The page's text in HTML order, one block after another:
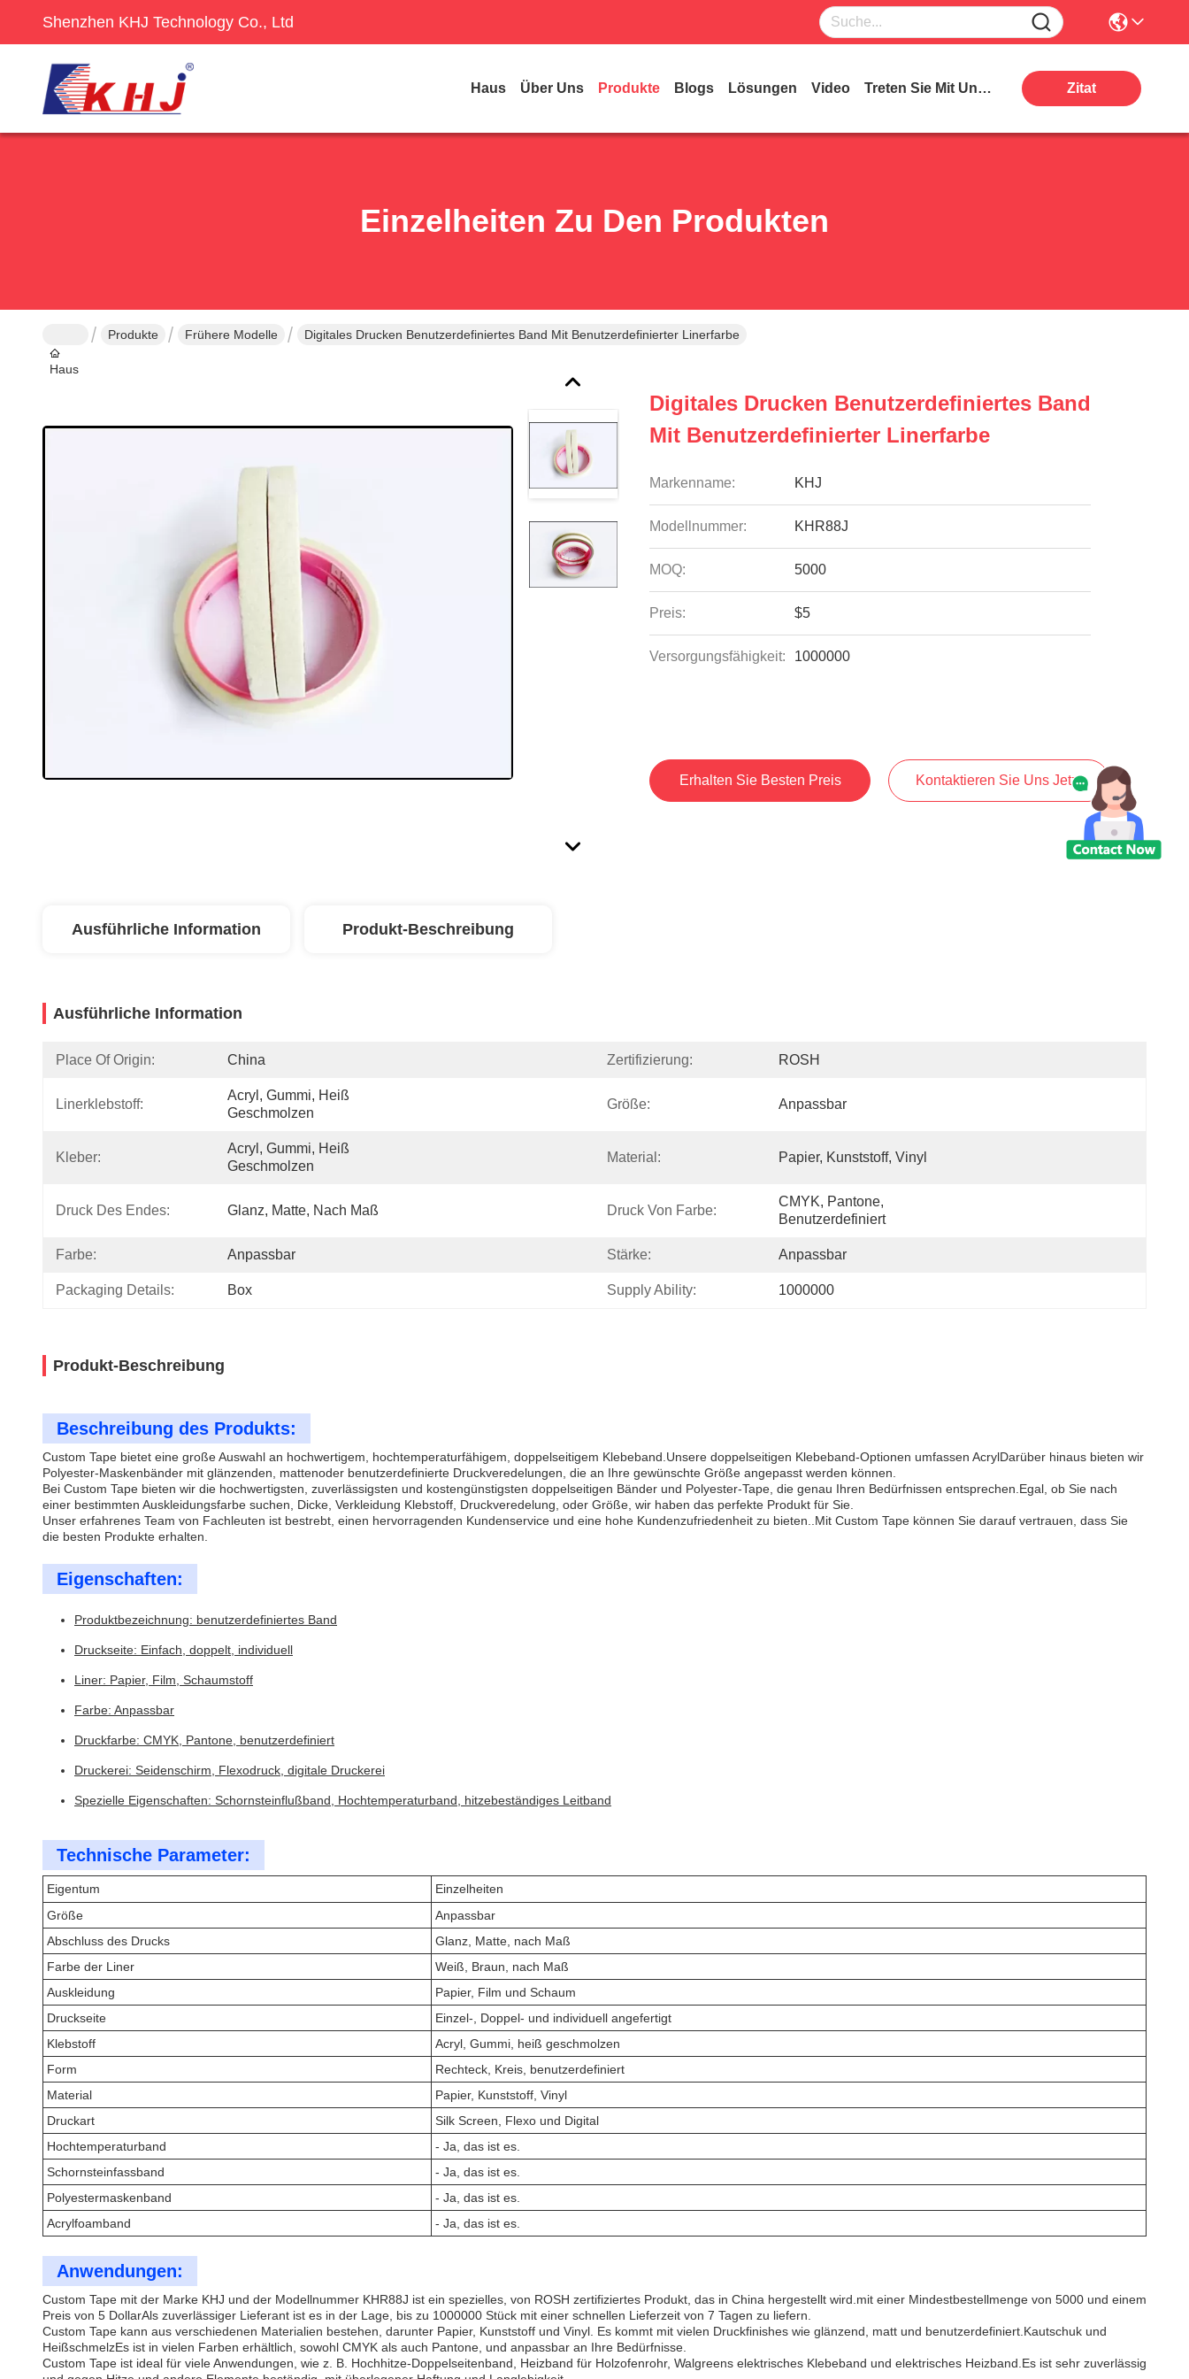
Shenzhen KHJ Technology Co., Ltd
Haus Über Uns Produkte Blogs Lösungen Video Treten Sie Mit Uns In Verbindung Zitat
Einzelheiten Zu Den Produkten
Haus
Produkte Frühere Modelle Digitales Drucken Benutzerdefiniertes Band Mit Benutzerdefinierter Linerfarbe
Digitales Drucken Benutzerdefiniertes Band
Mit Benutzerdefinierter Linerfarbe
Markenname: KHJ
Modellnummer: KHR88J
MOQ: 5000
Preis: $5
Versorgungsfähigkeit: 1000000
Erhalten Sie Besten Preis Kontaktieren Sie Uns Jetzt
Ausführliche Information Produkt-Beschreibung
Ausführliche Information
Place Of Origin: China Zertifizierung: ROSH
Linerklebstoff:
Acryl, Gummi, Heiß
Geschmolzen
Größe: Anpassbar
Kleber:
Acryl, Gummi, Heiß
Geschmolzen
Material: Papier, Kunststoff, Vinyl
Druck Des Endes: Glanz, Matte, Nach Maß Druck Von Farbe:
CMYK, Pantone,
Benutzerdefiniert
Farbe: Anpassbar Stärke: Anpassbar
Packaging Details: Box Supply Ability: 1000000
Produkt-Beschreibung
Beschreibung des Produkts:
Custom Tape bietet eine große Auswahl an hochwertigem, hochtemperaturfähigem, doppelseitigem Klebeband.Unsere doppelseitigen Klebeband-Optionen umfassen AcrylDarüber hinaus bieten wir
Polyester-Maskenbänder mit glänzenden, mattenoder benutzerdefinierte Druckveredelungen, die an Ihre gewünschte Größe angepasst werden können.
Bei Custom Tape bieten wir die hochwertigsten, zuverlässigsten und kostengünstigsten doppelseitigen Bänder und Polyester-Tape, die genau Ihren Bedürfnissen entsprechen.Egal, ob Sie nach
einer bestimmten Auskleidungsfarbe suchen, Dicke, Verkleidung Klebstoff, Druckveredelung, oder Größe, wir haben das perfekte Produkt für Sie.
Unser erfahrenes Team von Fachleuten ist bestrebt, einen hervorragenden Kundenservice und eine hohe Kundenzufriedenheit zu bieten..Mit Custom Tape können Sie darauf vertrauen, dass Sie
die besten Produkte erhalten.
Eigenschaften:
Produktbezeichnung: benutzerdefiniertes Band
Druckseite: Einfach, doppelt, individuell
Liner: Papier, Film, Schaumstoff
Farbe: Anpassbar
Druckfarbe: CMYK, Pantone, benutzerdefiniert
Druckerei: Seidenschirm, Flexodruck, digitale Druckerei
Spezielle Eigenschaften: Schornsteinflußband, Hochtemperaturband, hitzebeständiges Leitband
Technische Parameter:
Eigentum
Einzelheiten
Größe
Anpassbar
Abschluss des Drucks
Glanz, Matte, nach Maß
Farbe der Liner
Weiß, Braun, nach Maß
Auskleidung
Papier, Film und Schaum
Druckseite
Einzel-, Doppel- und individuell angefertigt
Klebstoff
Acryl, Gummi, heiß geschmolzen
Form
Rechteck, Kreis, benutzerdefiniert
Material
Papier, Kunststoff, Vinyl
Druckart
Silk Screen, Flexo und Digital
Hochtemperaturband
- Ja, das ist es.
Schornsteinfassband
- Ja, das ist es.
Polyestermaskenband
- Ja, das ist es.
Acrylfoamband
- Ja, das ist es.
Anwendungen:
Custom Tape mit der Marke KHJ und der Modellnummer KHR88J ist ein spezielles, von ROSH zertifiziertes Produkt, das in China hergestellt wird.mit einer Mindestbestellmenge von 5000 und einem
Preis von 5 DollarAls zuverlässiger Lieferant ist es in der Lage, bis zu 1000000 Stück mit einer schnellen Lieferzeit von 7 Tagen zu liefern.
Custom Tape kann aus verschiedenen Materialien bestehen, darunter Papier, Kunststoff und Vinyl. Es kommt mit vielen Druckfinishes wie glänzend, matt und benutzerdefiniert.Kautschuk und
HeißschmelzEs ist in vielen Farben erhältlich, sowohl CMYK als auch Pantone, und anpassbar an Ihre Bedürfnisse.
Custom Tape ist ideal für viele Anwendungen, wie z. B. Hochhitze-Doppelseitenband, Heizband für Holzofenrohr, Walgreens elektrisches Klebeband und elektrisches Heizband.Es ist sehr zuverlässig